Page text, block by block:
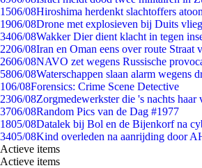
1506/08Hiroshima herdenkt slachtoffers
1906/08Drone met explosieven bij Duits
3406/08Wakker Dier dient klacht in tegen
2206/08Iran en Oman eens over route Straat
2606/08NAVO zet wegens Russische
5806/08Waterschappen slaan alarm wegens
106/08Forensics: Crime Scene Detective
2306/08Zorgmedewerkster die 's nachts haar
3706/08Random Pics van de Dag #1977
1805/08Datalek bij Bol en de Bijenkorf na
3405/08Kind overleden na aanrijding door
Actieve items
Actieve items